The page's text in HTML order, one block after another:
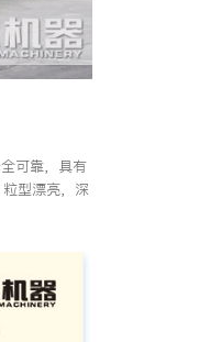
可靠，具有
型漂亮，深